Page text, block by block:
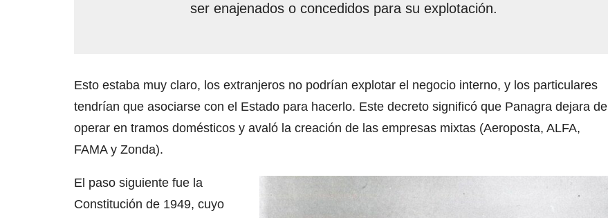
ser enajenados o concedidos para su explotación.
Esto estaba muy claro, los extranjeros no podrían explotar el negocio interno, y los particulares
tendrían que asociarse con el Estado para hacerlo. Este decreto significó que Panagra dejara de
operar en tramos domésticos y avaló la creación de las empresas mixtas (Aeroposta, ALFA,
FAMA y Zonda).
El paso siguiente fue la
Constitución de 1949, cuyo